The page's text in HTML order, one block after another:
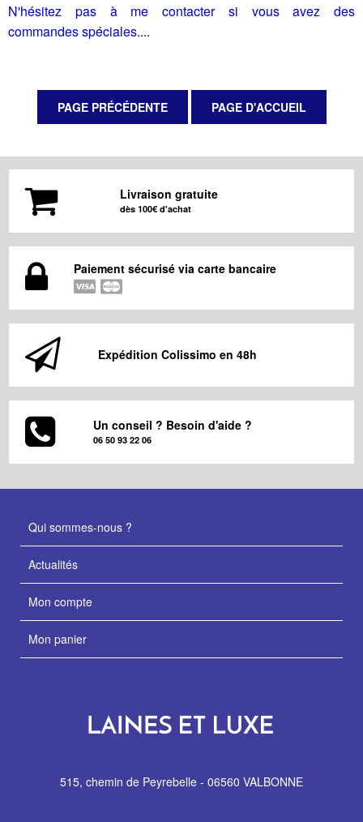
N'hésitez pas à me contacter si vous avez des
commandes spéciales....
Livraison gratuite
dès 100€ d'achat
Paiement sécurisé via carte bancaire
Expédition Colissimo en 48h
Un conseil ? Besoin d'aide ?
06 50 93 22 06
Qui sommes-nous ?
Actualités
Mon compte
Mon panier
515, chemin de Peyrebelle - 06560 VALBONNE